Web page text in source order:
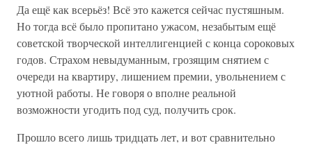
Да ещё как всерьёз! Всё это кажется сейчас пустяшным.
Но тогда всё было пропитано ужасом, незабытым ещё
советской творческой интеллигенцией с конца сороковых
годов. Страхом невыдуманным, грозящим снятием с
очереди на квартиру, лишением премии, увольнением с
уютной работы. Не говоря о вполне реальной
возможности угодить под суд, получить срок.
Прошло всего лишь тридцать лет, и вот сравнительно